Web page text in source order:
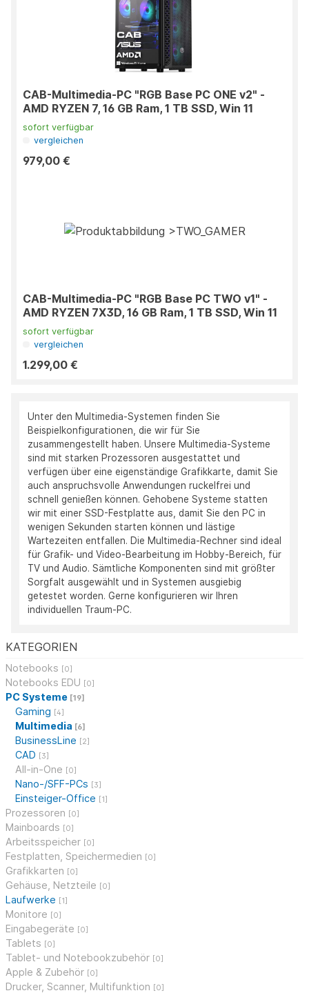
KATEGORIEN
Notebooks [0]
Notebooks EDU [0]
PC Systeme [19]
Gaming [4]
Multimedia [6]
BusinessLine [2]
CAD [3]
All-in-One [0]
Nano-/SFF-PCs [3]
Einsteiger-Office [1]
Prozessoren [0]
Mainboards [0]
Arbeitsspeicher [0]
Festplatten, Speichermedien [0]
Grafikkarten [0]
Gehäuse, Netzteile [0]
Laufwerke [1]
Monitore [0]
Eingabegeräte [0]
Tablets [0]
Tablet- und Notebookzubehör [0]
Apple & Zubehör [0]
Drucker, Scanner, Multifunktion [0]
CAB-Multimedia-PC "RGB Base PC ONE v2" -
AMD RYZEN 7, 16 GB Ram, 1 TB SSD, Win 11
sofort verfügbar
vergleichen
979,00 €
CAB-Multimedia-PC "RGB Base PC TWO v1" -
AMD RYZEN 7X3D, 16 GB Ram, 1 TB SSD, Win 11
sofort verfügbar
vergleichen
1.299,00 €
Unter den Multimedia-Systemen finden Sie
Beispielkonfigurationen, die wir für Sie
zusammengestellt haben. Unsere Multimedia-Systeme
sind mit starken Prozessoren ausgestattet und
verfügen über eine eigenständige Grafikkarte, damit Sie
auch anspruchsvolle Anwendungen ruckelfrei und
schnell genießen können. Gehobene Systeme statten
wir mit einer SSD-Festplatte aus, damit Sie den PC in
wenigen Sekunden starten können und lästige
Wartezeiten entfallen. Die Multimedia-Rechner sind ideal
für Grafik- und Video-Bearbeitung im Hobby-Bereich, für
TV und Audio. Sämtliche Komponenten sind mit größter
Sorgfalt ausgewählt und in Systemen ausgiebig
getestet worden. Gerne konfigurieren wir Ihren
individuellen Traum-PC.